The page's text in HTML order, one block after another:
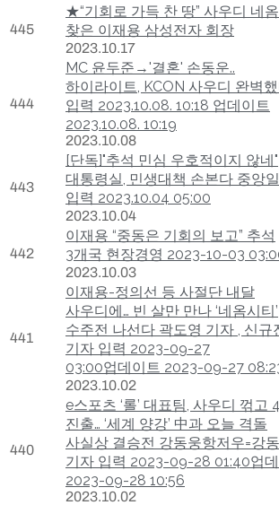
445
★“기회로 가득 찬 땅” 사우디 네
찾은 이재용 삼성전자 회장
2023.10.17
444
MC 윤두준→'결혼' 손동운..
하이라이트, KCON 사우디 완벽
입력 2023.10.08. 10:18 업데이트
2023.10.08. 10:19
2023.10.08
443
[단독]"추석 민심 우호적이지 않네"
대통령실, 민생대책 손본다 중앙
입력 2023.10.04 05:00
2023.10.04
442
이재용 “중동은 기회의 보고” 추석
3개국 현장경영 2023-10-03
2023.10.03
441
이재용-정의선 등 사절단 내달
사우디에… 빈 살만 만나 ‘네옴시티’
수주전 나선다 곽도영 기자 , 신규
기자 입력 2023-09-27
03:00업데이트 2023-09-27
2023.10.02
440
e스포츠 ‘롤’ 대표팀, 사우디 꺾고
진출… ‘세계 양강’ 中과 오늘 격돌
사실상 결승전 강동웅항저우=강
기자 입력 2023-09-28 01:40업
2023-09-28 10:56
2023.10.02